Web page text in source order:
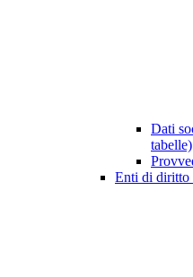
Dati
tabelle)
Enti di diritto